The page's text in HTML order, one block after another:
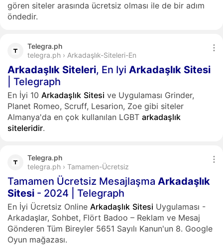
gören siteler arasında ücretsiz olması ile de bir adım
öndedir.
Telegra.ph
telegra.ph › Arkadaşlık-Siteleri-En
Arkadaşlık Siteleri, En Iyi Arkadaşlık Sitesi
| Telegraph
En İyi 10 Arkadaşlık Sitesi ve Uygulaması Grinder,
Planet Romeo, Scruff, Lesarion, Zoe gibi siteler
Almanya'da en çok kullanılan LGBT arkadaşlık
siteleridir.
Telegra.ph
telegra.ph › Tamamen-Ücretsiz
Tamamen Ücretsiz Mesajlaşma Arkadaşlık
Sitesi - 2024 | Telegraph
En İyi Ücretsiz Online Arkadaşlık Sitesi Uygulaması -
Arkadaşlar, Sohbet, Flört Badoo – Reklam ve Mesaj
Gönderen Tüm Bireyler 5651 Sayılı Kanun'un 8. Google
Oyun mağazası.